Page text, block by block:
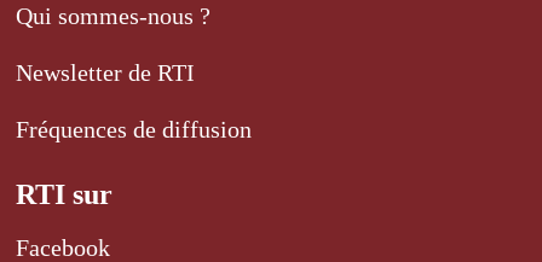
Qui sommes-nous ?
Newsletter de RTI
Fréquences de diffusion
RTI sur
Facebook